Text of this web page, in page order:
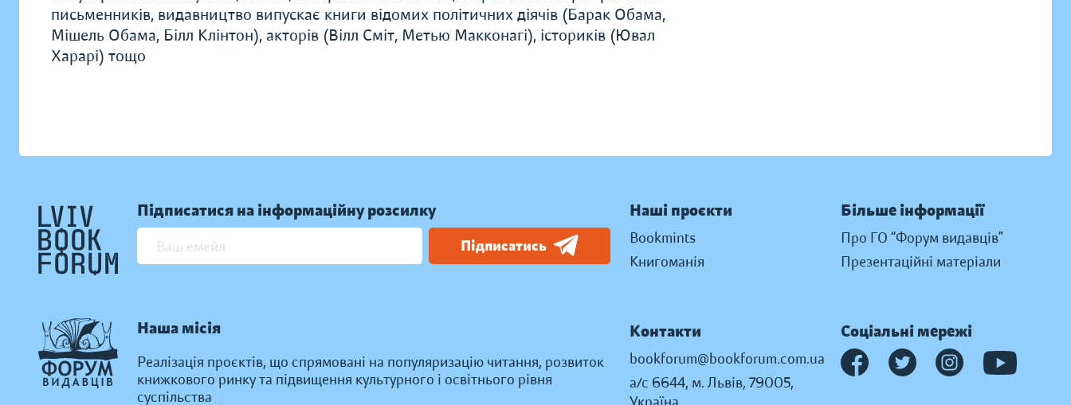
письменників, видавництво випускає книги відомих політичних діячів (Барак Обама,
Мішель Обама, Білл Клінтон), акторів (Вілл Сміт, Метью Макконагі), істориків (Ювал
Харарі) тощо
Підписатися на інформаційну розсилку
Підписатись
Наша місія
Реалізація проєктів, що спрямовані на популяризацію читання, розвиток
книжкового ринку та підвищення культурного і освітнього рівня
суспільства
Наші проєкти
Bookmints
Книгоманія
Більше інформації
Про ГО “Форум видавців”
Презентаційні матеріали
Контакти
bookforum@bookforum.com.ua
а/с 6644, м. Львів, 79005,
Соціальні мережі